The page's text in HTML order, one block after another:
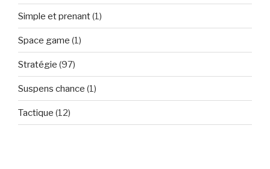
Simple et prenant(1)
Space game (1)
Stratégie (97)
Suspens chance (1)
Tactique (12)